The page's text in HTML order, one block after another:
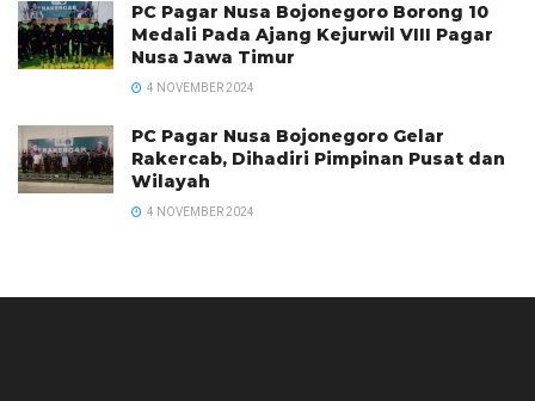
PC Pagar Nusa Bojonegoro Borong 10
Medali Pada Ajang Kejurwil VIII Pagar
Nusa Jawa Timur
4 NOVEMBER 2024
PC Pagar Nusa Bojonegoro Gelar
Rakercab, Dihadiri Pimpinan Pusat dan
Wilayah
4 NOVEMBER 2024